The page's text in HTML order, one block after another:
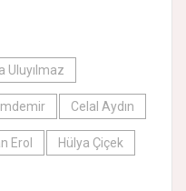
Uluyılmaz
Celal Aydın
Erol Hülya Çiçek